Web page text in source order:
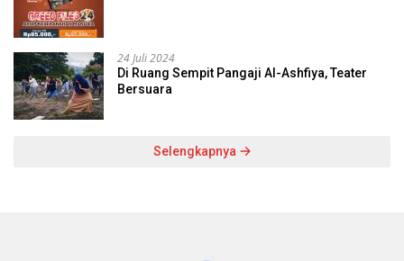
24 Juli 2024
Di Ruang Sempit Pangaji Al-Ashfiya, Teater
Bersuara
Selengkapnya